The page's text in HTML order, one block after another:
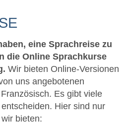
eine Sprachreise zu
die Online Sprachkurse
Wir bieten Online-Versionen
uns angebotenen
Es gibt viele
Hier sind nur
bieten: